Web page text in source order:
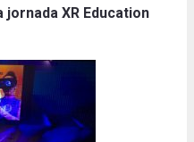
XR Education